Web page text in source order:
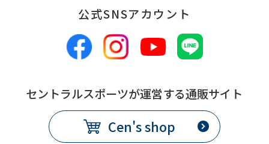
公式SNSアカウント
セントラルスポーツが運営する通販サイト
Cen's shop